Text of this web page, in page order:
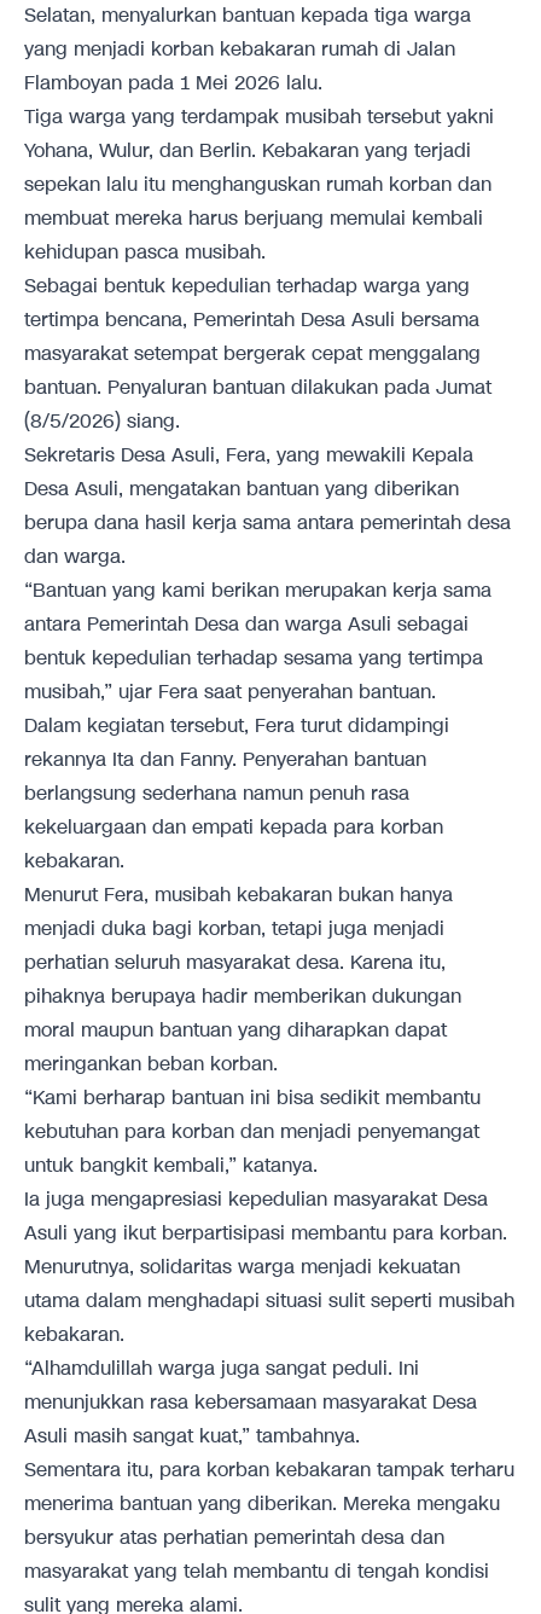
Selatan, menyalurkan bantuan kepada tiga warga
yang menjadi korban kebakaran rumah di Jalan
Flamboyan pada 1 Mei 2026 lalu.
Tiga warga yang terdampak musibah tersebut yakni
Yohana, Wulur, dan Berlin. Kebakaran yang terjadi
sepekan lalu itu menghanguskan rumah korban dan
membuat mereka harus berjuang memulai kembali
kehidupan pasca musibah.
Sebagai bentuk kepedulian terhadap warga yang
tertimpa bencana, Pemerintah Desa Asuli bersama
masyarakat setempat bergerak cepat menggalang
bantuan. Penyaluran bantuan dilakukan pada Jumat
(8/5/2026) siang.
Sekretaris Desa Asuli, Fera, yang mewakili Kepala
Desa Asuli, mengatakan bantuan yang diberikan
berupa dana hasil kerja sama antara pemerintah desa
dan warga.
“Bantuan yang kami berikan merupakan kerja sama
antara Pemerintah Desa dan warga Asuli sebagai
bentuk kepedulian terhadap sesama yang tertimpa
musibah,” ujar Fera saat penyerahan bantuan.
Dalam kegiatan tersebut, Fera turut didampingi
rekannya Ita dan Fanny. Penyerahan bantuan
berlangsung sederhana namun penuh rasa
kekeluargaan dan empati kepada para korban
kebakaran.
Menurut Fera, musibah kebakaran bukan hanya
menjadi duka bagi korban, tetapi juga menjadi
perhatian seluruh masyarakat desa. Karena itu,
pihaknya berupaya hadir memberikan dukungan
moral maupun bantuan yang diharapkan dapat
meringankan beban korban.
“Kami berharap bantuan ini bisa sedikit membantu
kebutuhan para korban dan menjadi penyemangat
untuk bangkit kembali,” katanya.
Ia juga mengapresiasi kepedulian masyarakat Desa
Asuli yang ikut berpartisipasi membantu para korban.
Menurutnya, solidaritas warga menjadi kekuatan
utama dalam menghadapi situasi sulit seperti musibah
kebakaran.
“Alhamdulillah warga juga sangat peduli. Ini
menunjukkan rasa kebersamaan masyarakat Desa
Asuli masih sangat kuat,” tambahnya.
Sementara itu, para korban kebakaran tampak terharu
menerima bantuan yang diberikan. Mereka mengaku
bersyukur atas perhatian pemerintah desa dan
masyarakat yang telah membantu di tengah kondisi
sulit yang mereka alami.